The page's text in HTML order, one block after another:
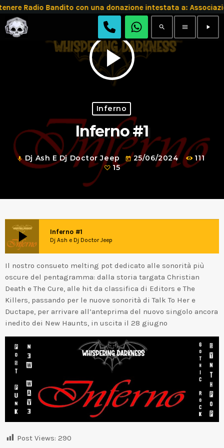
Radio Bandito con una donazione intestata a:
search menu play_arrow
play_arrow
Inferno
Inferno #1
mic Dj Ash E Dj Doctor Jeep today 25/06/2024
111
15
play_arrow Inferno #1
Dj Ash e Dj Doctor Jeep
Il nostro consueto melting pot dedicato alle sonorità più
oscure del pentagramma: dalla storia targata Christian
Death e The Cure, alle hit da classifica di Editors e The
Killers, passando per le nuove sonorità di Talk To Her e
Ductape, per arrivare all’anteprima del nuovo singolo ancora
inedito dei New Haunts, in uscita il 28 giugno
Post Views: 290